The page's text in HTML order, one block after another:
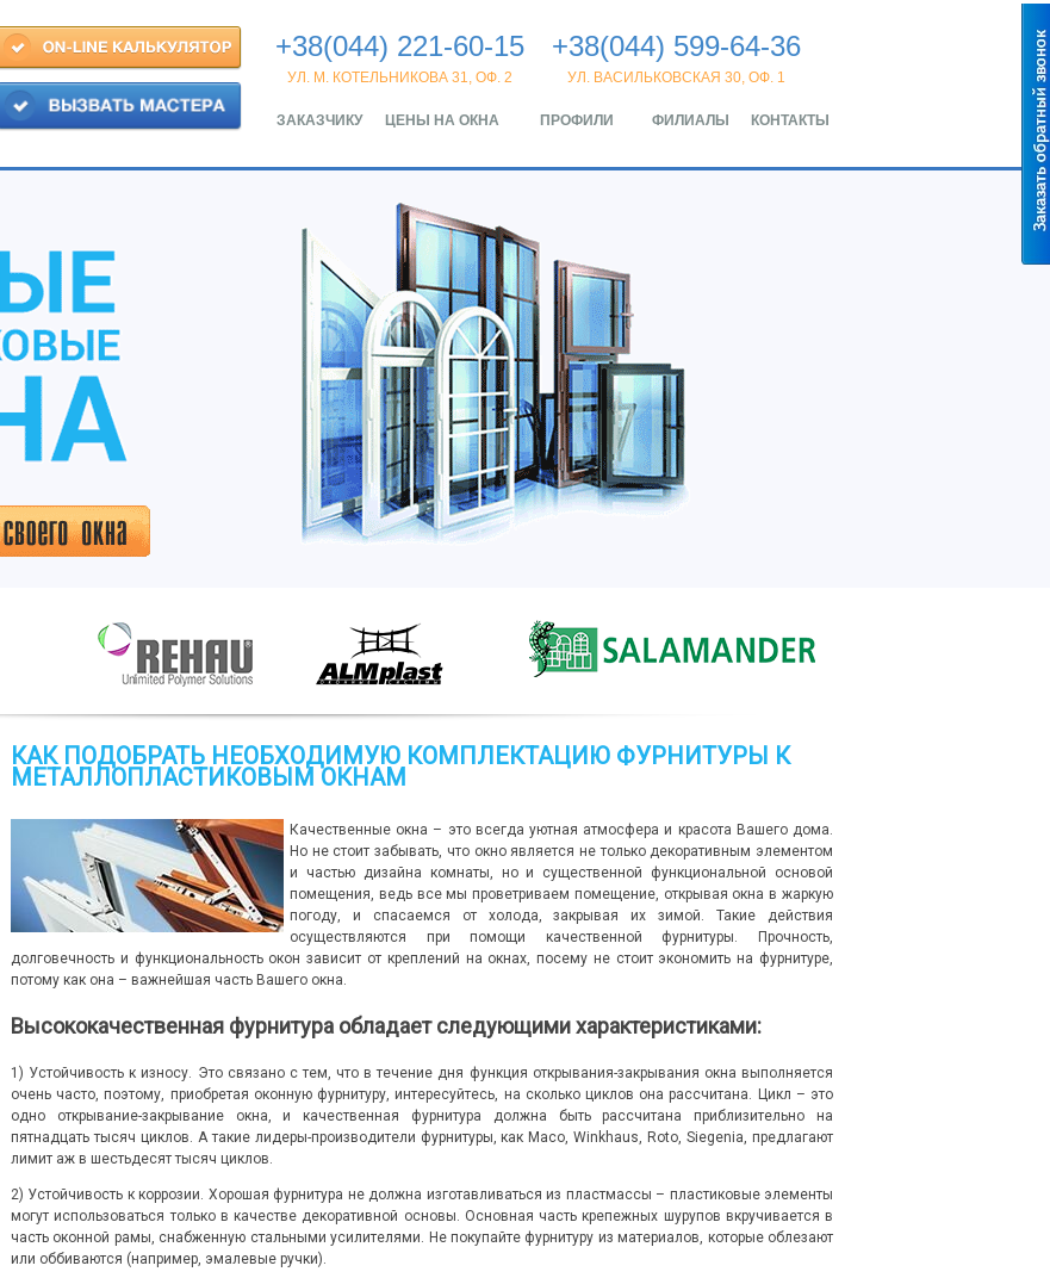
ЗАКАЗЧИКУ ЦЕНЫ НА ОКНА ПРОФИЛИ ФИЛИАЛЫ КОНТАКТЫ
+38(044) 221-60-15
УЛ. М. КОТЕЛЬНИКОВА 31, ОФ. 2
+38(044) 599-64-36
УЛ. ВАСИЛЬКОВСКАЯ 30, ОФ. 1
КАК ПОДОБРАТЬ НЕОБХОДИМУЮ КОМПЛЕКТАЦИЮ ФУРНИТУРЫ К
МЕТАЛЛОПЛАСТИКОВЫМ ОКНАМ
Качественные окна – это всегда уютная атмосфера и красота Вашего дома.
Но не стоит забывать, что окно является не только декоративным элементом
и частью дизайна комнаты, но и существенной функциональной основой
помещения, ведь все мы проветриваем помещение, открывая окна в жаркую
погоду, и спасаемся от холода, закрывая их зимой. Такие действия
осуществляются при помощи качественной фурнитуры. Прочность,
долговечность и функциональность окон зависит от креплений на окнах, посему не стоит экономить на фурнитуре,
потому как она – важнейшая часть Вашего окна.
Высококачественная фурнитура обладает следующими характеристиками:
1) Устойчивость к износу. Это связано с тем, что в течение дня функция открывания-закрывания окна выполняется
очень часто, поэтому, приобретая оконную фурнитуру, интересуйтесь, на сколько циклов она рассчитана. Цикл – это
одно открывание-закрывание окна, и качественная фурнитура должна быть рассчитана приблизительно на
пятнадцать тысяч циклов. А такие лидеры-производители фурнитуры, как Maco, Winkhaus, Roto, Siegenia, предлагают
лимит аж в шестьдесят тысяч циклов.
2) Устойчивость к коррозии. Хорошая фурнитура не должна изготавливаться из пластмассы – пластиковые элементы
могут использоваться только в качестве декоративной основы. Основная часть крепежных шурупов вкручивается в
часть оконной рамы, снабженную стальными усилителями. Не покупайте фурнитуру из материалов, которые облезают
или оббиваются (например, эмалевые ручки).